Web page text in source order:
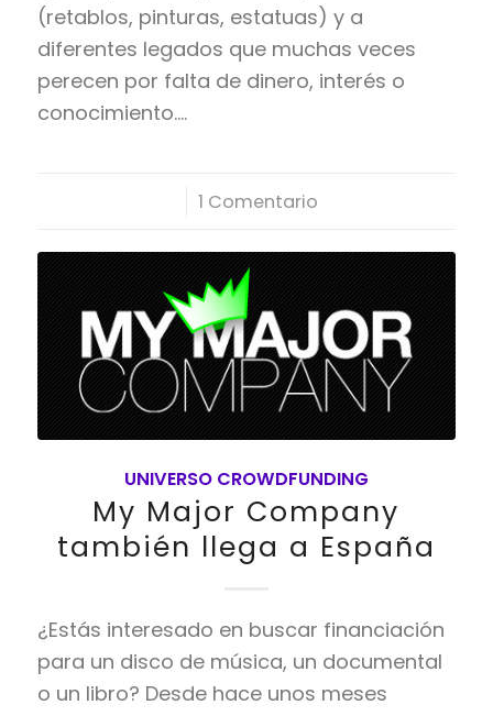
(retablos, pinturas, estatuas) y a
diferentes legados que muchas veces
perecen por falta de dinero, interés o
conocimiento.…
1 Comentario
UNIVERSO CROWDFUNDING
My Major Company
también llega a España
¿Estás interesado en buscar financiación
para un disco de música, un documental
o un libro? Desde hace unos meses